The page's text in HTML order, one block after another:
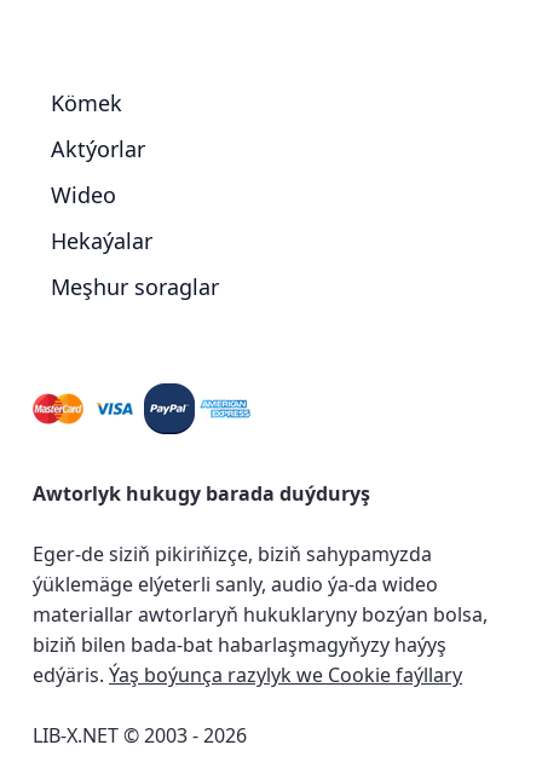
Kömek
Aktýorlar
Wideo
Hekaýalar
Meşhur soraglar
Awtorlyk hukugy barada duýduryş
Eger-de siziň pikiriňizçe, biziň sahypamyzda
ýüklemäge elýeterli sanly, audio ýa-da wideo
materiallar awtorlaryň hukuklaryny bozýan bolsa,
biziň bilen bada-bat habarlaşmagyňyzy haýyş
edýäris. Ýaş boýunça razylyk we Cookie faýllary
LIB-X.NET © 2003 - 2026